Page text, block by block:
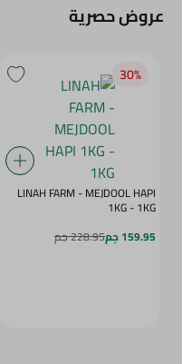
عروض حصرية
30‎%‎
LINAH FARM - MEJDOOL HAPI
1KG - 1KG
159.95 جم
228.95 جم